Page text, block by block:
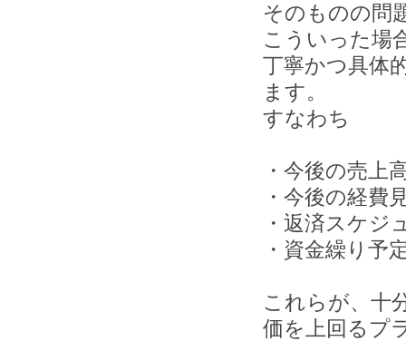
そのものの問
こういった場
丁寧かつ具体
ます。
すなわち
・今後の売上
・今後の経費
・返済スケジ
・資金繰り予
これらが、十
価を上回るプ